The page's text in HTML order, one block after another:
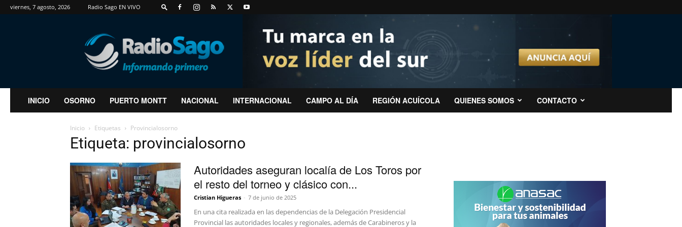
viernes, 7 agosto, 2026 Radio Sago EN VIVO
RadioSago
INICIO OSORNO PUERTO MONTT NACIONAL INTERNACIONAL CAMPO AL DÍA REGIÓN ACUÍCOLA QUIENES SOMOS CONTACTO
Inicio Etiquetas Provincialosorno
Etiqueta: provincialosorno
Autoridades aseguran localía de Los Toros por
el resto del torneo y clásico con...
Cristian Higueras - 7 de junio de 2025
En una cita realizada en las dependencias de la Delegación Presidencial
Provincial las autoridades locales y regionales, además de Carabineros y la